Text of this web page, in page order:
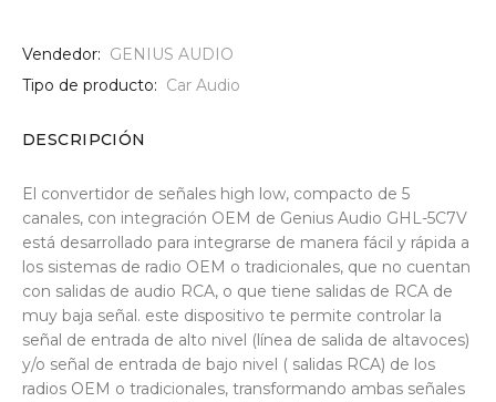
Vendedor: GENIUS AUDIO
Tipo de producto: Car Audio
DESCRIPCIÓN
El convertidor de señales high low, compacto de 5
canales, con integración OEM de Genius Audio GHL-5C7V
está desarrollado para integrarse de manera fácil y rápida a
los sistemas de radio OEM o tradicionales, que no cuentan
con salidas de audio RCA, o que tiene salidas de RCA de
muy baja señal. este dispositivo te permite controlar la
señal de entrada de alto nivel (línea de salida de altavoces)
y/o señal de entrada de bajo nivel ( salidas RCA) de los
radios OEM o tradicionales, transformando ambas señales